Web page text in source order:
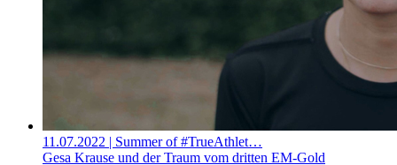
11.07.2022 | Summer of #TrueAthlet…
Gesa Krause und der Traum vom dritten EM-Gold